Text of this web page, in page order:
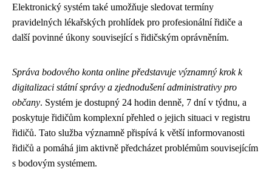
Elektronický systém také umožňuje sledovat termíny
pravidelných lékařských prohlídek pro profesionální řidiče a
další povinné úkony související s řidičským oprávněním.
Správa bodového konta online představuje významný krok k
digitalizaci státní správy a zjednodušení administrativy pro
občany. Systém je dostupný 24 hodin denně, 7 dní v týdnu, a
poskytuje řidičům komplexní přehled o jejich situaci v registru
řidičů. Tato služba významně přispívá k větší informovanosti
řidičů a pomáhá jim aktivně předcházet problémům souvisejícím
s bodovým systémem.